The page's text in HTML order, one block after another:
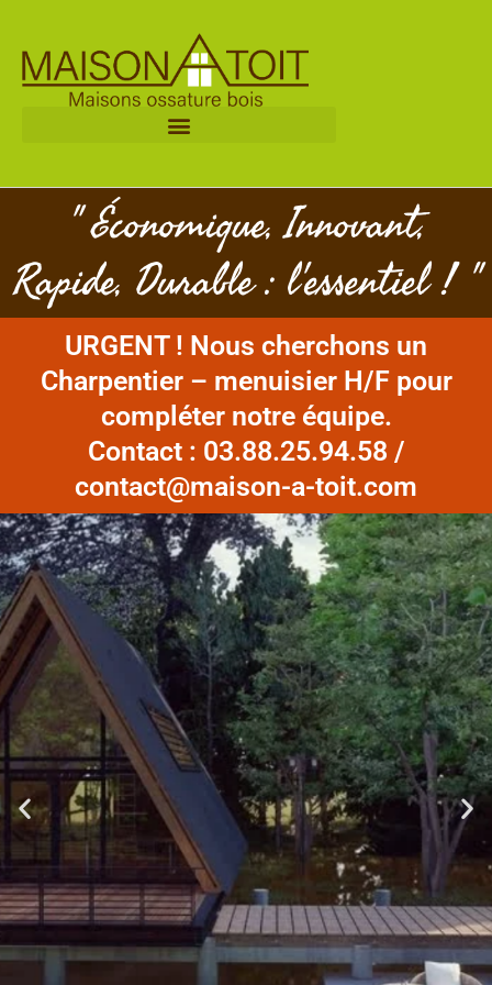
contenu
" Économique, Innovant,
Rapide, Durable : l'essentiel ! "
URGENT ! Nous cherchons un
Charpentier – menuisier H/F pour
compléter notre équipe.
Contact : 03.88.25.94.58 /
contact@maison-a-toit.com